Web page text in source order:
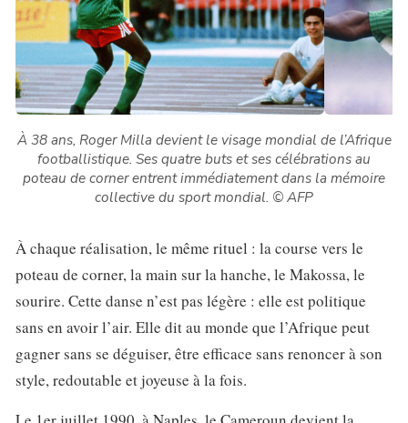
À 38 ans, Roger Milla devient le visage mondial de l’Afrique
footballistique. Ses quatre buts et ses célébrations au
poteau de corner entrent immédiatement dans la mémoire
collective du sport mondial. © AFP
À chaque réalisation, le même rituel : la course vers le
poteau de corner, la main sur la hanche, le Makossa, le
sourire. Cette danse n’est pas légère : elle est politique
sans en avoir l’air. Elle dit au monde que l’Afrique peut
gagner sans se déguiser, être efficace sans renoncer à son
style, redoutable et joyeuse à la fois.